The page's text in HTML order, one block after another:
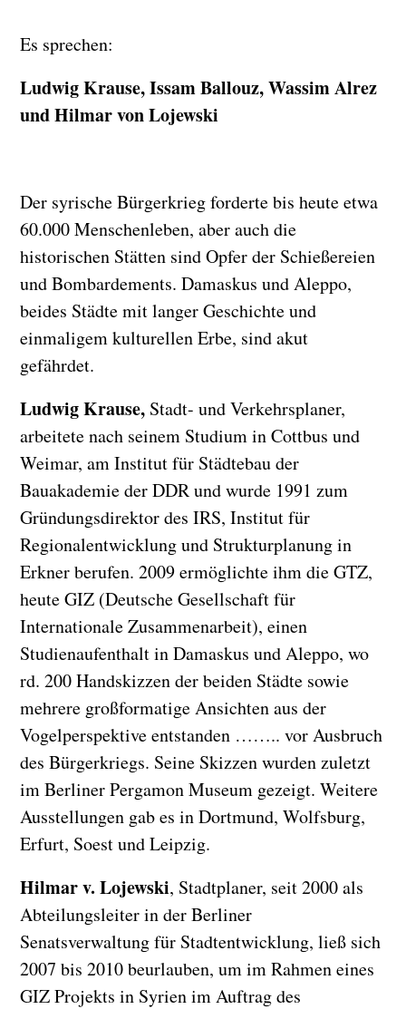
Es sprechen:
Ludwig Krause, Issam Ballouz, Wassim Alrez
und Hilmar von Lojewski
Der syrische Bürgerkrieg forderte bis heute etwa
60.000 Menschenleben, aber auch die
historischen Stätten sind Opfer der Schießereien
und Bombardements. Damaskus und Aleppo,
beides Städte mit langer Geschichte und
einmaligem kulturellen Erbe, sind akut
gefährdet.
Ludwig Krause, Stadt- und Verkehrsplaner,
arbeitete nach seinem Studium in Cottbus und
Weimar, am Institut für Städtebau der
Bauakademie der DDR und wurde 1991 zum
Gründungsdirektor des IRS, Institut für
Regionalentwicklung und Strukturplanung in
Erkner berufen. 2009 ermöglichte ihm die GTZ,
heute GIZ (Deutsche Gesellschaft für
Internationale Zusammenarbeit), einen
Studienaufenthalt in Damaskus und Aleppo, wo
rd. 200 Handskizzen der beiden Städte sowie
mehrere großformatige Ansichten aus der
Vogelperspektive entstanden …….. vor Ausbruch
des Bürgerkriegs. Seine Skizzen wurden zuletzt
im Berliner Pergamon Museum gezeigt. Weitere
Ausstellungen gab es in Dortmund, Wolfsburg,
Erfurt, Soest und Leipzig.
Hilmar v. Lojewski, Stadtplaner, seit 2000 als
Abteilungsleiter in der Berliner
Senatsverwaltung für Stadtentwicklung, ließ sich
2007 bis 2010 beurlauben, um im Rahmen eines
GIZ Projekts in Syrien im Auftrag des